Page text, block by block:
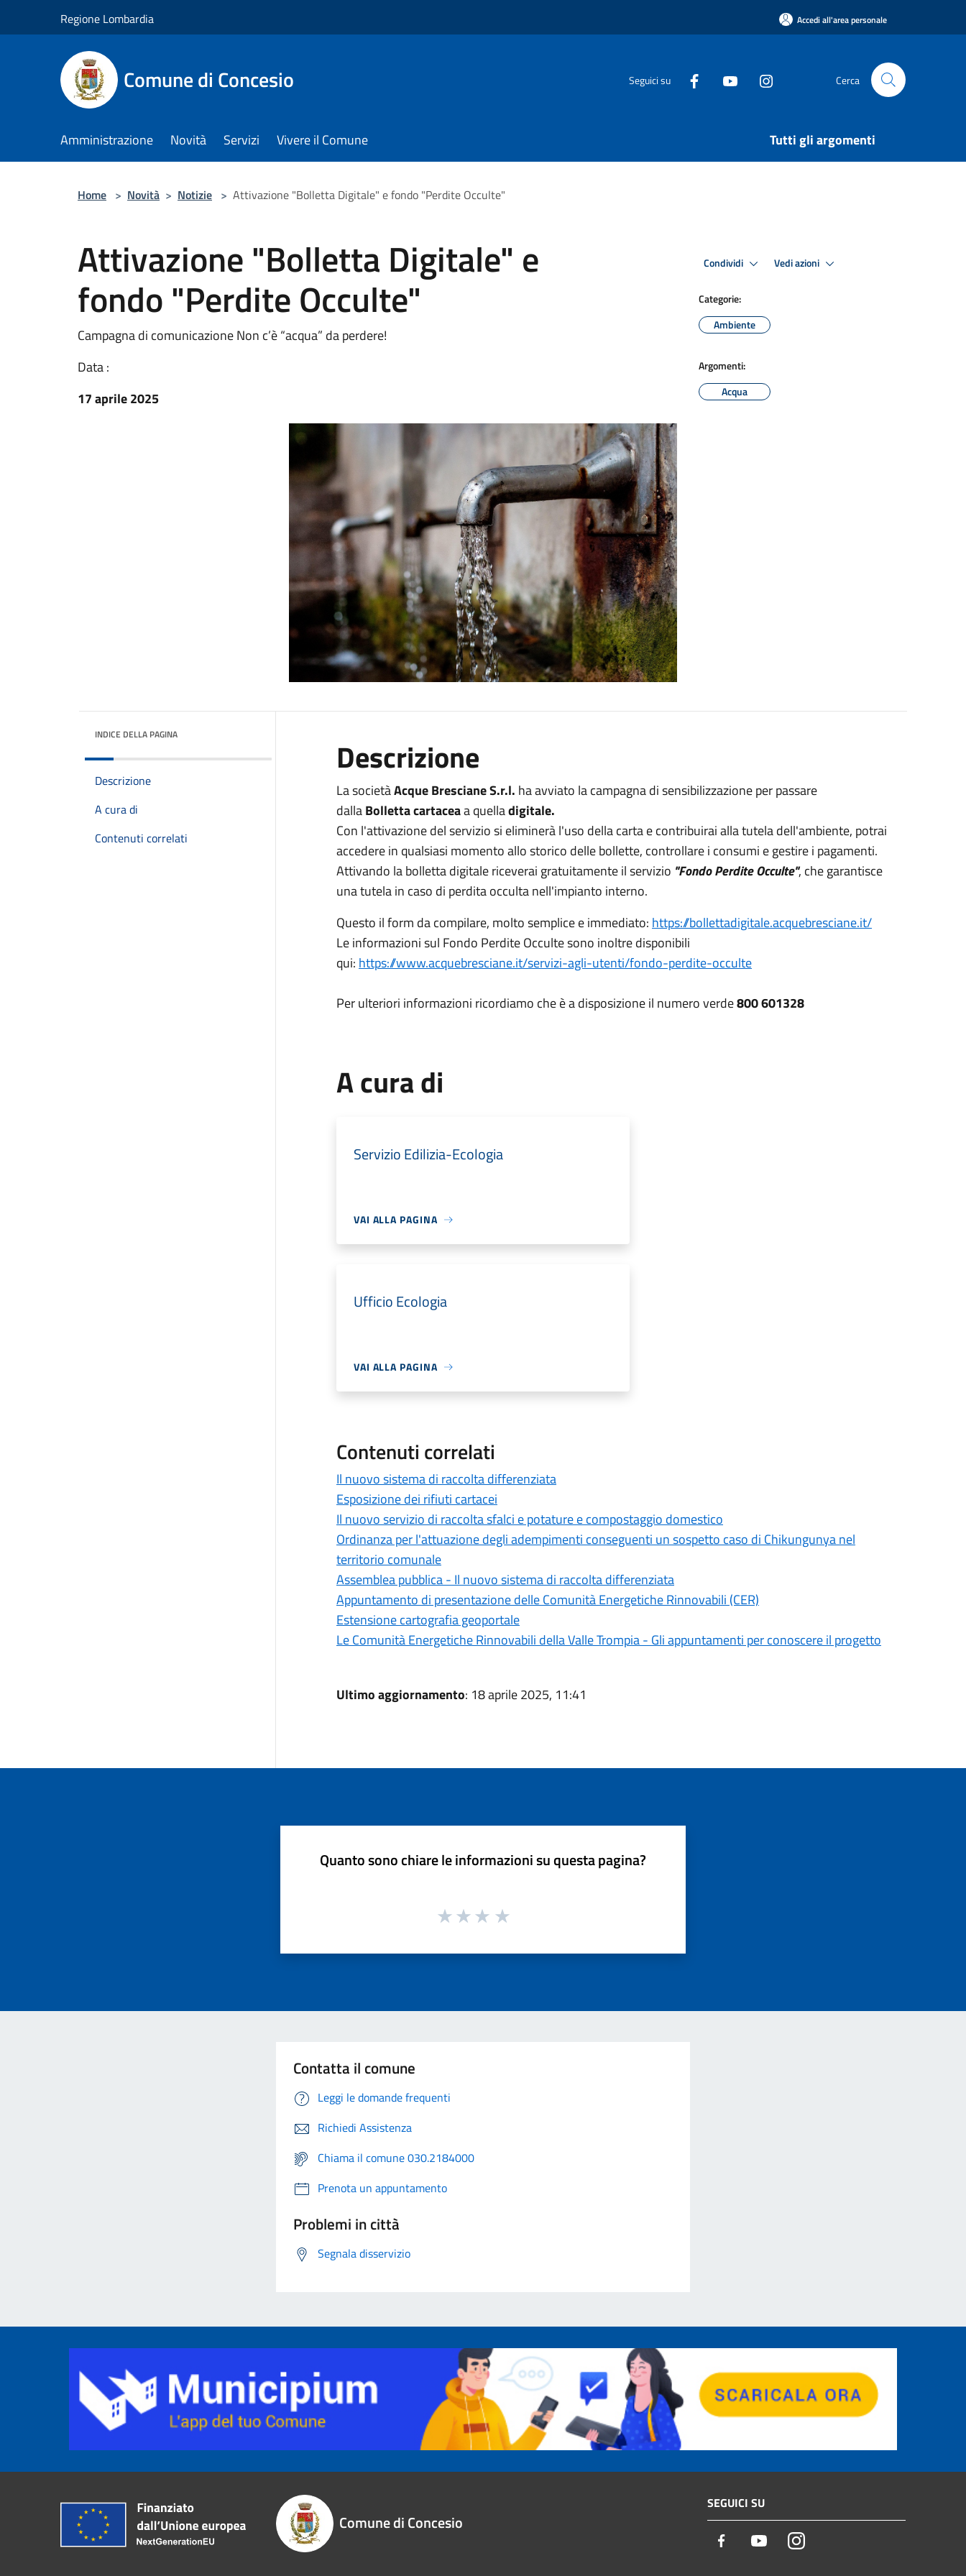
Regione Lombardia Accedi all'area personale
Comune di Concesio Seguici su Cerca
Amministrazione Novità Servizi Vivere il Comune Tutti gli argomenti
Home > Novità > Notizie > Attivazione "Bolletta Digitale" e fondo "Perdite Occulte"
Attivazione "Bolletta Digitale" e
fondo "Perdite Occulte"
Campagna di comunicazione Non c’è “acqua” da perdere!
Data :
17 aprile 2025
Condividi Vedi azioni
Categorie:
Ambiente
Argomenti:
Acqua
INDICE DELLA PAGINA
Descrizione
A cura di
Contenuti correlati
Descrizione
La societàAcque Bresciane S.r.l. ha avviato la campagna di sensibilizzazione per passare
dallaBolletta cartaceaa quelladigitale.
Con l'attivazione del servizio si eliminerà l'uso della carta e contribuirai alla tutela dell'ambiente, potrai
accedere in qualsiasi momento allo storico delle bollette, controllare i consumi e gestire i pagamenti.
Attivando la bolletta digitale riceverai gratuitamente il servizio "Fondo Perdite Occulte", che garantisce
una tutela in caso di perdita occulta nell'impianto interno.
Questo il form da compilare, molto semplice e immediato: https://bollettadigitale.acquebresciane.it/
Le informazioni sul Fondo Perdite Occulte sono inoltre disponibili
qui: https://www.acquebresciane.it/servizi-agli-utenti/fondo-perdite-occulte
Per ulteriori informazioni ricordiamo che è a disposizione il numero verde800 601328
A cura di
Servizio Edilizia-Ecologia
VAI ALLA PAGINA
Ufficio Ecologia
VAI ALLA PAGINA
Contenuti correlati
Il nuovo sistema di raccolta differenziata
Esposizione dei rifiuti cartacei
Il nuovo servizio di raccolta sfalci e potature e compostaggio domestico
Ordinanza per l'attuazione degli adempimenti conseguenti un sospetto caso di Chikungunya nel
territorio comunale
Assemblea pubblica - Il nuovo sistema di raccolta differenziata
Appuntamento di presentazione delle Comunità Energetiche Rinnovabili (CER)
Estensione cartografia geoportale
Le Comunità Energetiche Rinnovabili della Valle Trompia - Gli appuntamenti per conoscere il progetto
Ultimo aggiornamento: 18 aprile 2025, 11:41
Quanto sono chiare le informazioni su questa pagina?
Contatta il comune
Leggi le domande frequenti
Richiedi Assistenza
Chiama il comune 030.2184000
Prenota un appuntamento
Problemi in città
Segnala disservizio
Comune di Concesio
SEGUICI SU
Facebook YoutubeInstagram